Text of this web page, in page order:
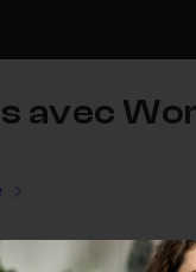
avec